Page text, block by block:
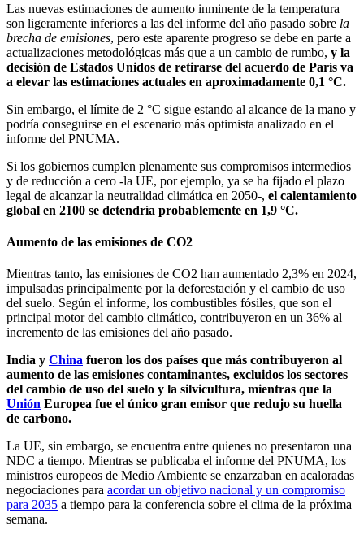
Las nuevas estimaciones de aumento inminente de la temperatura
son ligeramente inferiores a las del informe del año pasado sobre la
brecha de emisiones, pero este aparente progreso se debe en parte a
actualizaciones metodológicas más que a un cambio de rumbo, y la
decisión de Estados Unidos de retirarse del acuerdo de París va
a elevar las estimaciones actuales en aproximadamente 0,1 °C.
Sin embargo, el límite de 2 °C sigue estando al alcance de la mano y
podría conseguirse en el escenario más optimista analizado en el
informe del PNUMA.
Si los gobiernos cumplen plenamente sus compromisos intermedios
y de reducción a cero -la UE, por ejemplo, ya se ha fijado el plazo
legal de alcanzar la neutralidad climática en 2050-, el calentamiento
global en 2100 se detendría probablemente en 1,9 °C.
Aumento de las emisiones de CO2
Mientras tanto, las emisiones de CO2 han aumentado 2,3% en 2024,
impulsadas principalmente por la deforestación y el cambio de uso
del suelo. Según el informe, los combustibles fósiles, que son el
principal motor del cambio climático, contribuyeron en un 36% al
incremento de las emisiones del año pasado.
India y China fueron los dos países que más contribuyeron al
aumento de las emisiones contaminantes, excluidos los sectores
del cambio de uso del suelo y la silvicultura, mientras que la
Unión Europea fue el único gran emisor que redujo su huella
de carbono.
La UE, sin embargo, se encuentra entre quienes no presentaron una
NDC a tiempo. Mientras se publicaba el informe del PNUMA, los
ministros europeos de Medio Ambiente se enzarzaban en acaloradas
negociaciones para acordar un objetivo nacional y un compromiso
para 2035 a tiempo para la conferencia sobre el clima de la próxima
semana.